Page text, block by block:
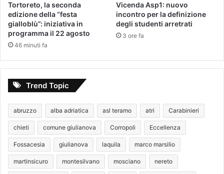
Tortoreto, la seconda
edizione della “festa
gialloblù”: iniziativa in
programma il 22 agosto
46 minuti fa
Vicenda Asp1: nuovo
incontro per la definizione
degli studenti arretrati
3 ore fa
Trend Topic
abruzzo alba adriatica asl teramo atri Carabinieri
chieti comune giulianova Corropoli Eccellenza
Fossacesia giulianova laquila marco marsilio
martinsicuro montesilvano mosciano nereto